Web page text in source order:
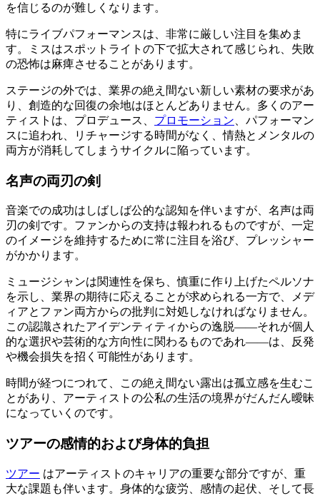
を信じるのが難しくなります。
特にライブパフォーマンスは、非常に厳しい注目を集めま
す。ミスはスポットライトの下で拡大されて感じられ、失敗
の恐怖は麻痺させることがあります。
ステージの外では、業界の絶え間ない新しい素材の要求があ
り、創造的な回復の余地はほとんどありません。多くのアー
ティストは、プロデュース、 プロモーション 、パフォーマン
スに追われ、リチャージする時間がなく、情熱とメンタルの
両方が消耗してしまうサイクルに陥っています。
名声の両刃の剣
音楽での成功はしばしば公的な認知を伴いますが、名声は両
刃の剣です。ファンからの支持は報われるものですが、一定
のイメージを維持するために常に注目を浴び、プレッシャー
がかかります。
ミュージシャンは関連性を保ち、慎重に作り上げたペルソナ
を示し、業界の期待に応えることが求められる一方で、メデ
ィアとファン両方からの批判に対処しなければなりません。
この認識されたアイデンティティからの逸脱——それが個人
的な選択や芸術的な方向性に関わるものであれ——は、反発
や機会損失を招く可能性があります。
時間が経つにつれて、この絶え間ない露出は孤立感を生むこ
とがあり、アーティストの公私の生活の境界がだんだん曖昧
になっていくのです。
ツアーの感情的および身体的負担
ツアー はアーティストのキャリアの重要な部分ですが、重
大な課題も伴います。身体的な疲労、感情の起伏、そして長